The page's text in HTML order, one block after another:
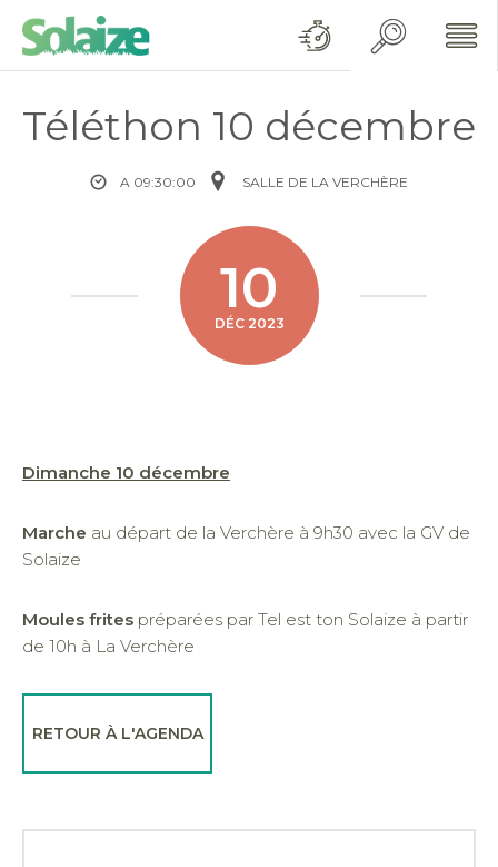
Téléthon 10 décembre
A 09:30:00 SALLE DE LA VERCHÈRE
10
DÉC 2023
Dimanche 10 décembre
Marche au départ de la Verchère à 9h30 avec la GV de
Solaize
Moules frites préparées par Tel est ton Solaize à partir
de 10h à La Verchère
RETOUR À L'AGENDA